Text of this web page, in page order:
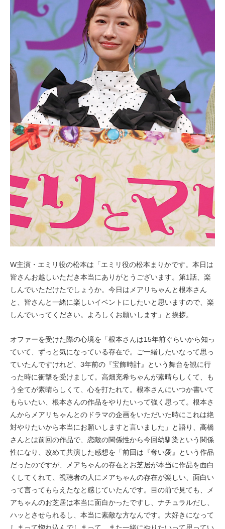
W主演・エミリ役の松本は「エミリ役の松本まりかです。本日は
皆さんお越しいただき本当にありがとうございます。第1話、楽
しんでいただけたでしょうか。今日はメアリちゃんと根本さん
と、皆さんと一緒に楽しいイベントにしたいと思いますので、楽
しんでいってください。よろしくお願いします」と挨拶。
オファーを受けた際の心境を「根本さんは15年前ぐらいから知っ
ていて、ずっと気になっている存在で。ご一緒したいなって思っ
ていたんですけれど、3年前の『宝飾時計』という舞台を観に行
った時に衝撃を受けまして。高畑充希ちゃんが素晴らしくて、も
う全てが素晴らしくて、心を打たれて。根本さんにいつか書いて
もらいたい、根本さんの作品をやりたいって強く思って。根本さ
んからメアリちゃんとのドラマの企画をいただいた時にこれは絶
対やりたいから本当にお願いしますと言いました」と語り、高橋
さんとは前回の作品で、恋敵の関係性から今回幼馴染という関係
性になり、改めて共演した感想を「前回は『奪い愛』という作品
だったのですが、メアちゃんの存在とお芝居が本当に作品を面白
くしてくれて、視聴者の人にメアちゃんの存在が楽しい、面白い
って言ってもらえたなと感じていたんです。目の前で見ても、メ
アちゃんのお芝居は本当に面白かったですし、ナチュラルだし、
ハッとさせられるし、本当に素敵な方なんです。大好きになって